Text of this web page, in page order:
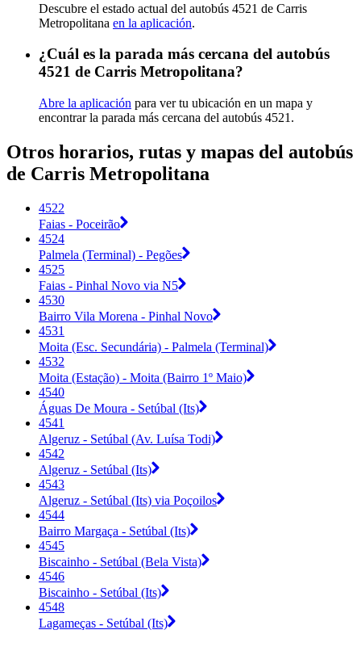
Descubre el estado actual del autobús 4521 de Carris
Metropolitana en la aplicación.
¿Cuál es la parada más cercana del autobús
4521 de Carris Metropolitana?
Abre la aplicación para ver tu ubicación en un mapa y
encontrar la parada más cercana del autobús 4521.
Otros horarios, rutas y mapas del autobús
de Carris Metropolitana
4522
Faias - Poceirão
4524
Palmela (Terminal) - Pegões
4525
Faias - Pinhal Novo via N5
4530
Bairro Vila Morena - Pinhal Novo
4531
Moita (Esc. Secundária) - Palmela (Terminal)
4532
Moita (Estação) - Moita (Bairro 1º Maio)
4540
Águas De Moura - Setúbal (Its)
4541
Algeruz - Setúbal (Av. Luísa Todi)
4542
Algeruz - Setúbal (Its)
4543
Algeruz - Setúbal (Its) via Poçoilos
4544
Bairro Margaça - Setúbal (Its)
4545
Biscainho - Setúbal (Bela Vista)
4546
Biscainho - Setúbal (Its)
4548
Lagameças - Setúbal (Its)